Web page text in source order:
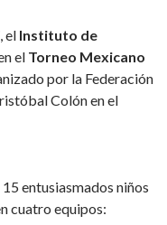
el Instituto de
el Torneo Mexicano
por la Federación
Colón en el
entusiasmados niños
cuatro equipos: